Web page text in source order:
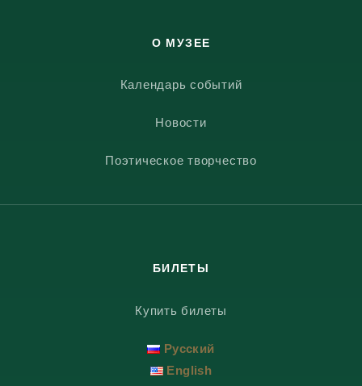
О МУЗЕЕ
Календарь событий
Новости
Поэтическое творчество
БИЛЕТЫ
Купить билеты
Русский
English